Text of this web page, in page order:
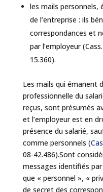
les mails
de l’entreprise : ils
correspondances et
par l’employeur
15.360).
Les mails qui émanent
professionnelle du
reçus, sont présumés
et l’employeur est en
présence du salarié,
comme personnels (
08-42.486).Sont
messages identifiés
que « personnel », «
de secret des